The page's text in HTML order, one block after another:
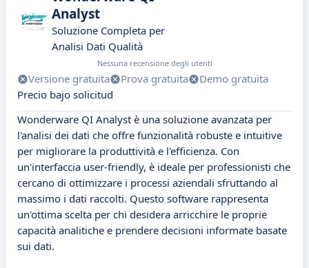
Analyst
Soluzione Completa per
Analisi Dati Qualità
Nessuna recensione degli utenti
Versione gratuita Prova gratuita
Demo gratuita
Precio bajo solicitud
Wonderware QI Analyst è una soluzione avanzata per
l'analisi dei dati che offre funzionalità robuste e intuitive
per migliorare la produttività e l'efficienza. Con
un'interfaccia user-friendly, è ideale per professionisti che
cercano di ottimizzare i processi aziendali sfruttando al
massimo i dati raccolti. Questo software rappresenta
un'ottima scelta per chi desidera arricchire le proprie
capacità analitiche e prendere decisioni informate basate
sui dati.